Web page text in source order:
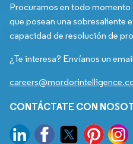
Procuramos en todo
que posean una sobresaliente
capacidad de resolución de
¿Te interesa? Envíanos un
CONTÁCTATE CON